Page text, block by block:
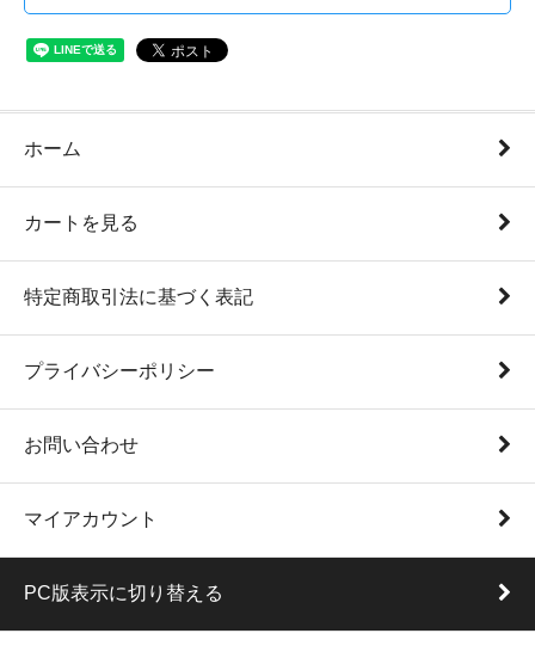
ホーム
カートを見る
特定商取引法に基づく表記
プライバシーポリシー
お問い合わせ
マイアカウント
PC版表示に切り替える